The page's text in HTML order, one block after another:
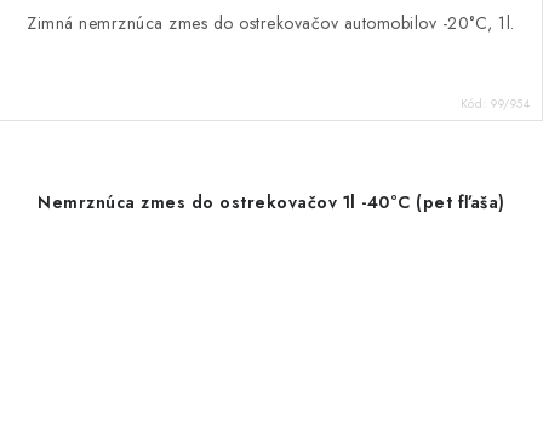
Zimná nemrznúca zmes do ostrekovačov automobilov -20°C, 1l.
Kód: 99/954
Nemrznúca zmes do ostrekovačov 1l -40°C (pet fľaša)